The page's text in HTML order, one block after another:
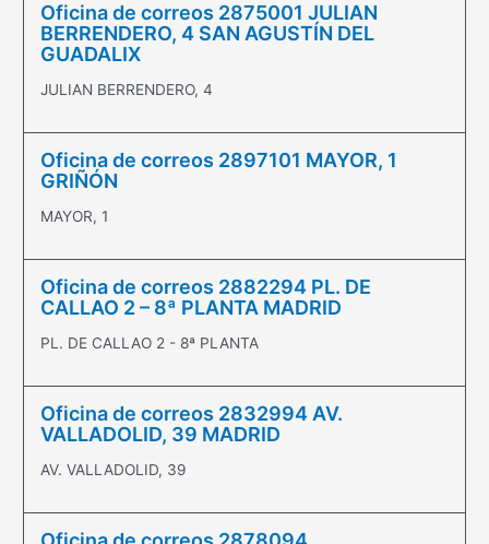
Oficina de correos 2875001 JULIAN
BERRENDERO, 4 SAN AGUSTÍN DEL
GUADALIX
JULIAN BERRENDERO, 4
Oficina de correos 2897101 MAYOR, 1
GRIÑÓN
MAYOR, 1
Oficina de correos 2882294 PL. DE
CALLAO 2 – 8ª PLANTA MADRID
PL. DE CALLAO 2 - 8ª PLANTA
Oficina de correos 2832994 AV.
VALLADOLID, 39 MADRID
AV. VALLADOLID, 39